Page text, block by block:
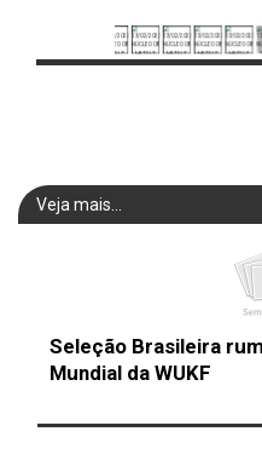
Veja mais...
Seleção Brasileira
Mundial da WUKF